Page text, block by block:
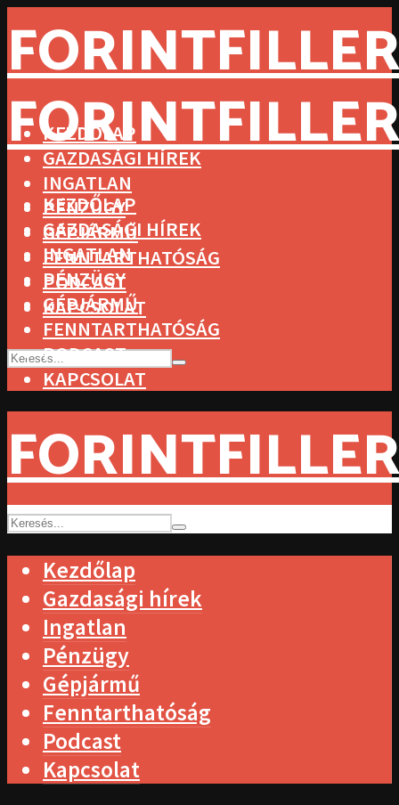
KEZDŐLAP
GAZDASÁGI HÍREK
INGATLAN
PÉNZÜGY
GÉPJÁRMŰ
FENNTARTHATÓSÁG
PODCAST
KAPCSOLAT
KEZDŐLAP
GAZDASÁGI HÍREK
INGATLAN
PÉNZÜGY
GÉPJÁRMŰ
FENNTARTHATÓSÁG
PODCAST
KAPCSOLAT
Kezdőlap
Gazdasági hírek
Ingatlan
Pénzügy
Gépjármű
Fenntarthatóság
Podcast
Kapcsolat